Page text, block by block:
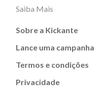
Saiba Mais
Sobre a Kickante
Lance uma campanha
Termos e condições
Privacidade